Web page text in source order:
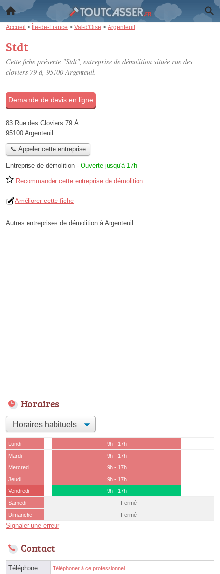
Accueil > Île-de-France > Val-d'Oise > Argenteuil
Stdt
Cette fiche présente "Stdt", entreprise de démolition située rue des
cloviers 79 à, 95100 Argenteuil.
Demande de devis en ligne
83 Rue des Cloviers 79 À
95100 Argenteuil
📞 Appeler cette entreprise
Entreprise de démolition - Ouverte jusqu'à 17h
Recommander cette entreprise de démolition
Améliorer cette fiche
Autres entreprises de démolition à Argenteuil
Horaires
Lundi
9h - 17h
Mardi
9h - 17h
Mercredi
9h - 17h
Jeudi
9h - 17h
Vendredi
9h - 17h
Samedi
Fermé
Dimanche
Fermé
Signaler une erreur
Contact
Téléphone Téléphoner à ce professionnel